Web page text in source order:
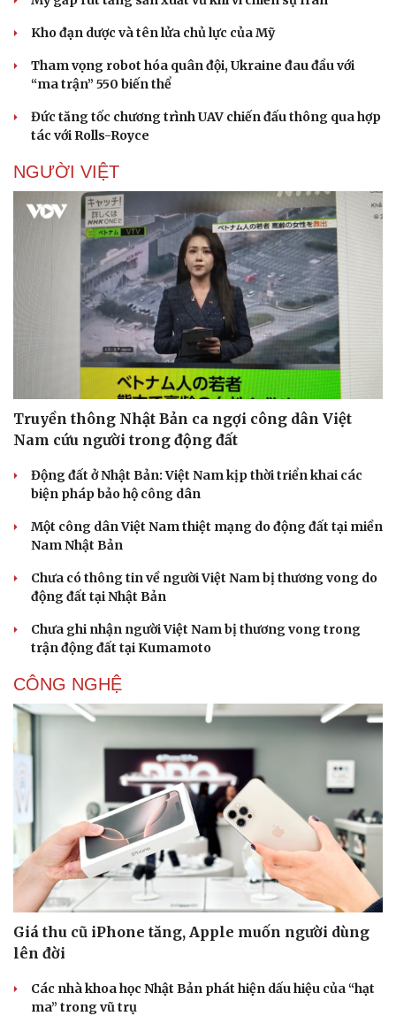
Dinh dưỡng - món ngon
Cây thuốc
Sản phụ khoa
Nhi khoa
Làm đẹp - giảm cân
Phòng mạch online
Đời sống
Nhà đẹp
Blog
Tình yêu - Gia đình
Kho đạn dược và tên lửa chủ lực của Mỹ
Tham vọng robot hóa quân đội, Ukraine đau đầu với
“ma trận” 550 biến thể
Đức tăng tốc chương trình UAV chiến đấu thông qua hợp
tác với Rolls-Royce
NGƯỜI VIỆT
Truyền thông Nhật Bản ca ngợi công dân Việt
Nam cứu người trong động đất
Động đất ở Nhật Bản: Việt Nam kịp thời triển khai các
biện pháp bảo hộ công dân
Một công dân Việt Nam thiệt mạng do động đất tại miền
Nam Nhật Bản
Chưa có thông tin về người Việt Nam bị thương vong do
động đất tại Nhật Bản
Chưa ghi nhận người Việt Nam bị thương vong trong
trận động đất tại Kumamoto
CÔNG NGHỆ
Giá thu cũ iPhone tăng, Apple muốn người dùng
lên đời
Các nhà khoa học Nhật Bản phát hiện dấu hiệu của “hạt
ma” trong vũ trụ